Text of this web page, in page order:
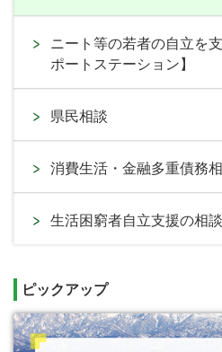
ニート等の若者の自立を
ポートステーション】
県民相談
消費生活・金融多重債務
生活困窮者自立支援の相
ピックアップ